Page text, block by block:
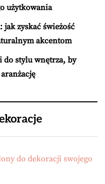
użytkowania
zyskać świeżość
akcentom
do stylu wnętrza, by
do dekoracji swojego